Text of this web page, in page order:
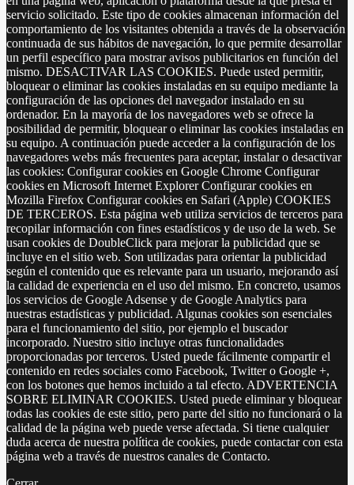
servicio solicitado. Este tipo de cookies almacenan información del
comportamiento de los visitantes obtenida a través de la observación
continuada de sus hábitos de navegación, lo que permite desarrollar
un perfil específico para mostrar avisos publicitarios en función del
mismo. DESACTIVAR LAS COOKIES. Puede usted permitir,
bloquear o eliminar las cookies instaladas en su equipo mediante la
configuración de las opciones del navegador instalado en su
ordenador. En la mayoría de los navegadores web se ofrece la
posibilidad de permitir, bloquear o eliminar las cookies instaladas en
su equipo. A continuación puede acceder a la configuración de los
navegadores webs más frecuentes para aceptar, instalar o desactivar
las cookies: Configurar cookies en Google Chrome Configurar
cookies en Microsoft Internet Explorer Configurar cookies en
Mozilla Firefox Configurar cookies en Safari (Apple) COOKIES
DE TERCEROS. Esta página web utiliza servicios de terceros para
recopilar información con fines estadísticos y de uso de la web. Se
usan cookies de DoubleClick para mejorar la publicidad que se
incluye en el sitio web. Son utilizadas para orientar la publicidad
según el contenido que es relevante para un usuario, mejorando así
la calidad de experiencia en el uso del mismo. En concreto, usamos
los servicios de Google Adsense y de Google Analytics para
nuestras estadísticas y publicidad. Algunas cookies son esenciales
para el funcionamiento del sitio, por ejemplo el buscador
incorporado. Nuestro sitio incluye otras funcionalidades
proporcionadas por terceros. Usted puede fácilmente compartir el
contenido en redes sociales como Facebook, Twitter o Google +,
con los botones que hemos incluido a tal efecto. ADVERTENCIA
SOBRE ELIMINAR COOKIES. Usted puede eliminar y bloquear
todas las cookies de este sitio, pero parte del sitio no funcionará o la
calidad de la página web puede verse afectada. Si tiene cualquier
duda acerca de nuestra política de cookies, puede contactar con esta
página web a través de nuestros canales de Contacto.